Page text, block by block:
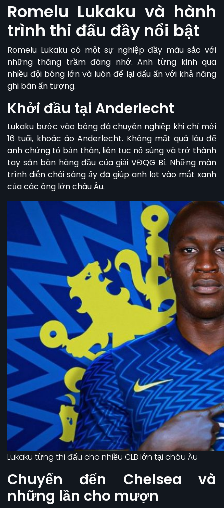
Romelu Lukaku và hành
trình thi đấu đầy nổi bật
Romelu Lukakucó một sự nghiệp đầy màu sắc với
những thăng trầm đáng nhớ. Anh từng kinh qua
nhiều đội bóng lớn và luôn để lại dấu ấn với khả năng
ghi bàn ấn tượng.
Khởi đầu tại Anderlecht
Lukaku bước vào bóng đá chuyên nghiệp khi chỉ mới
16 tuổi, khoác áo Anderlecht. Không mất quá lâu để
anh chứng tỏ bản thân, liên tục nổ súng và trở thành
tay săn bàn hàng đầu của giải VĐQG Bỉ. Những màn
trình diễn chói sáng ấy đã giúp anh lọt vào mắt xanh
của các ông lớn châu Âu.
Lukaku từng thi đấu cho nhiều CLB lớn tại châu Âu
Chuyển đến Chelsea và
những lần cho mượn